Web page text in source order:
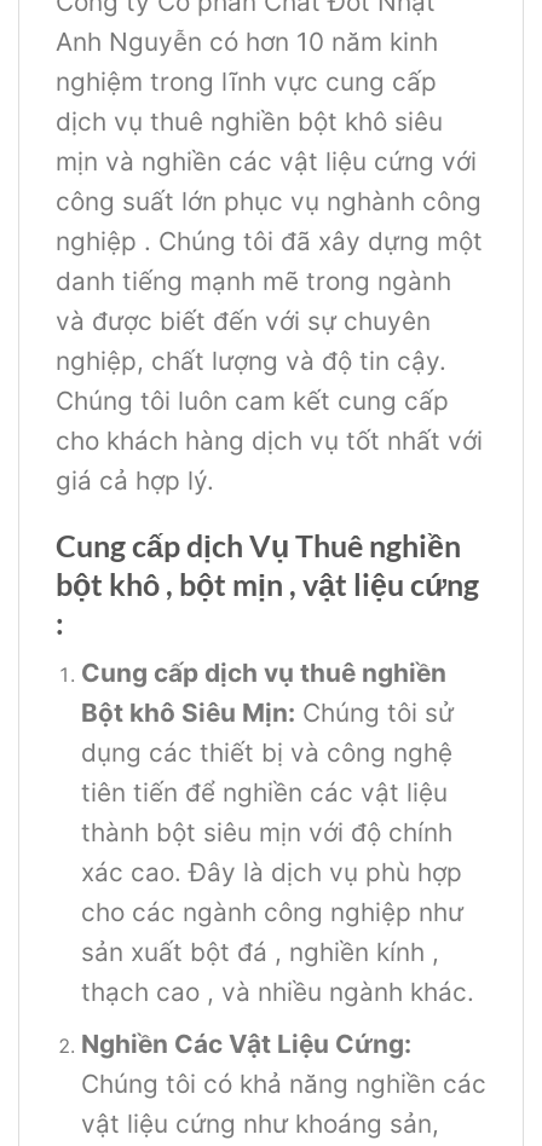
Anh Nguyễn có hơn 10 năm kinh
nghiệm trong lĩnh vực cung cấp
dịch vụ thuê nghiền bột khô siêu
mịn và nghiền các vật liệu cứng với
công suất lớn phục vụ nghành công
nghiệp . Chúng tôi đã xây dựng một
danh tiếng mạnh mẽ trong ngành
và được biết đến với sự chuyên
nghiệp, chất lượng và độ tin cậy.
Chúng tôi luôn cam kết cung cấp
cho khách hàng dịch vụ tốt nhất với
giá cả hợp lý.
Cung cấp dịch Vụ Thuê nghiền
bột khô , bột mịn , vật liệu cứng
:
Cung cấp dịch vụ thuê nghiền
Bột khô Siêu Mịn: Chúng tôi sử
dụng các thiết bị và công nghệ
tiên tiến để nghiền các vật liệu
thành bột siêu mịn với độ chính
xác cao. Đây là dịch vụ phù hợp
cho các ngành công nghiệp như
sản xuất bột đá , nghiền kính ,
thạch cao , và nhiều ngành khác.
Nghiền Các Vật Liệu Cứng:
Chúng tôi có khả năng nghiền các
vật liệu cứng như khoáng sản,